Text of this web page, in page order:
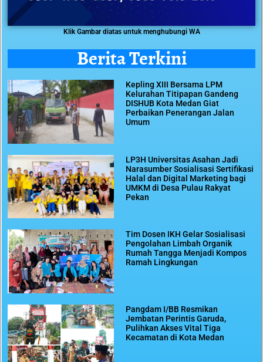
Klik Gambar diatas untuk menghubungi WA
Berita Terkini
Kepling XIII Bersama LPM
Kelurahan Titipapan Gandeng
DISHUB Kota Medan Giat
Perbaikan Penerangan Jalan
Umum
LP3H Universitas Asahan Jadi
Narasumber Sosialisasi Sertifikasi
Halal dan Digital Marketing bagi
UMKM di Desa Pulau Rakyat
Pekan
Tim Dosen IKH Gelar Sosialisasi
Pengolahan Limbah Organik
Rumah Tangga Menjadi Kompos
Ramah Lingkungan
Pangdam I/BB Resmikan
Jembatan Perintis Garuda,
Pulihkan Akses Vital Tiga
Kecamatan di Kota Medan